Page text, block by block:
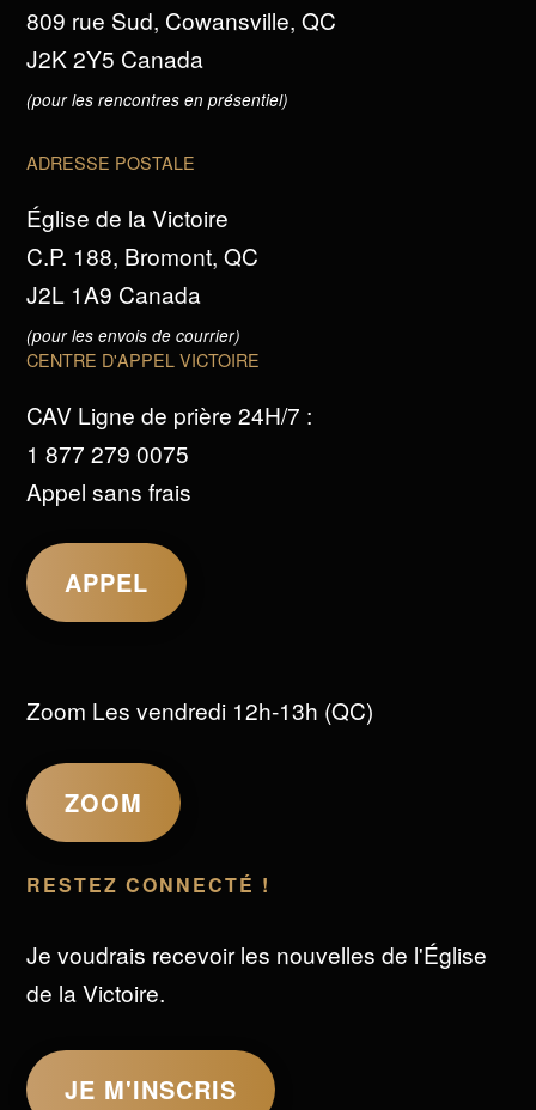
809 rue Sud, Cowansville, QC
J2K 2Y5 Canada
(pour les rencontres en présentiel)
ADRESSE POSTALE
Église de la Victoire
C.P. 188, Bromont, QC
J2L 1A9 Canada
(pour les envois de courrier)
CENTRE D'APPEL VICTOIRE
CAV Ligne de prière 24H/7 :
1 877 279 0075
Appel sans frais
APPEL
Zoom Les vendredi 12h-13h (QC)
ZOOM
RESTEZ CONNECTÉ !
Je voudrais recevoir les nouvelles de l'Église
de la Victoire.
JE M'INSCRIS